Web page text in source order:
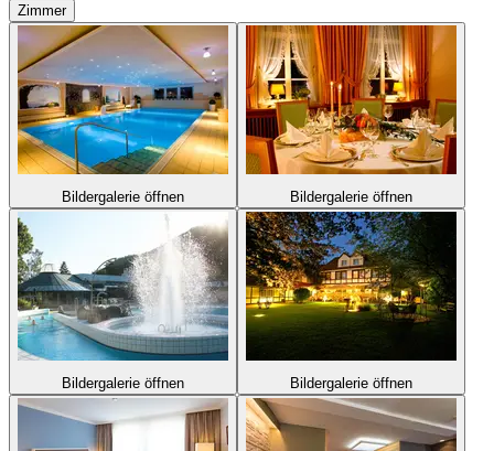
Zimmer
Bildergalerie öffnen Bildergalerie öffnen
Bildergalerie öffnen Bildergalerie öffnen